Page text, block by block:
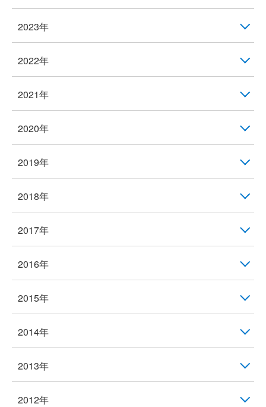
2023年
2022年
2021年
2020年
2019年
2018年
2017年
2016年
2015年
2014年
2013年
2012年